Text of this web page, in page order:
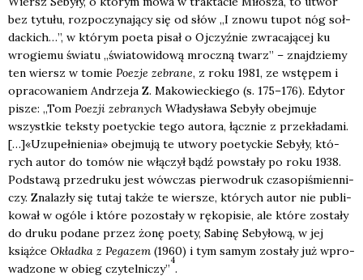
bez tytu­łu, roz­po­czy­na­ją­cy się od słów „I zno­wu tupot nóg soł­
dac­kich…”, w któ­rym poeta pisał o Ojczyź­nie zwra­ca­ją­cej ku
wro­gie­mu świa­tu „świa­to­wi­do­wą mrocz­ną twarz” – znaj­dzie­my
ten wiersz w tomie Poezje zebra­ne, z roku 1981, ze wstę­pem i
opra­co­wa­niem Andrze­ja Z. Mako­wiec­kie­go (s. 175–176). Edy­tor
pisze: „Tom Poezji zebra­nych Wła­dy­sła­wa Seby­ły obej­mu­je
wszyst­kie tek­sty poetyc­kie tego auto­ra, łącz­nie z prze­kła­da­mi.
[…]«Uzu­peł­nie­nia» obej­mu­ją te utwo­ry poetyc­kie Seby­ły, któ­
rych autor do tomów nie włą­czył bądź powsta­ły po roku 1938.
Pod­sta­wą prze­dru­ku jest wów­czas pier­wo­druk cza­so­pi­śmien­ni­
czy. Zna­la­zły się tutaj tak­że te wier­sze, któ­rych autor nie publi­
ko­wał w ogó­le i któ­re pozo­sta­ły w ręko­pi­sie, ale któ­re zosta­ły
do dru­ku poda­ne przez żonę poety, Sabi­nę Seby­ło­wą, w jej
książ­ce Okład­ka z Pega­zem (1960) i tym samym zosta­ły już wpro­
wa­dzo­ne w obieg czy­tel­ni­czy”
4
.